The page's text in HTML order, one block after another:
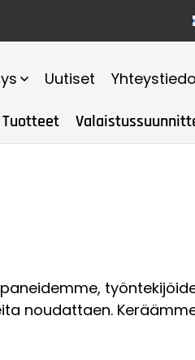
Uutiset
Tuotteet
noudattaen.